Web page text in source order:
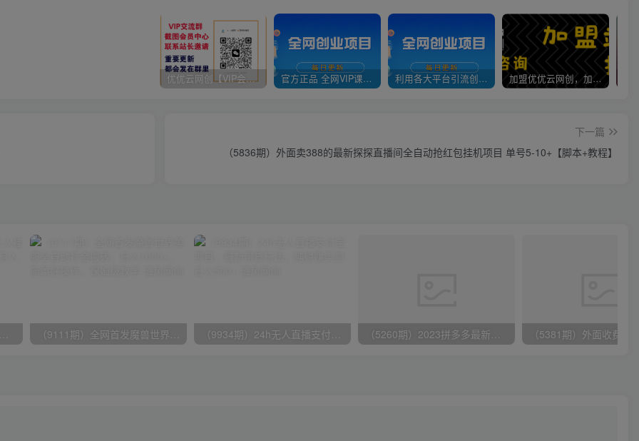
优优云网创【VIP会员专属交流群】 官方正品 全网VIP课程 无损下载~ 利用各大平台引流创业粉，做知识付费系统，卖会员，卖课程，实现日入几百几千 加盟优优云网创，加盟搭建同款知识付费资源网站，实现长期稳定被动收入~
下一篇
（5836期）外面卖388的最新探探直播间全自动抢红包挂机项目 单号5-10+【脚本+教程】